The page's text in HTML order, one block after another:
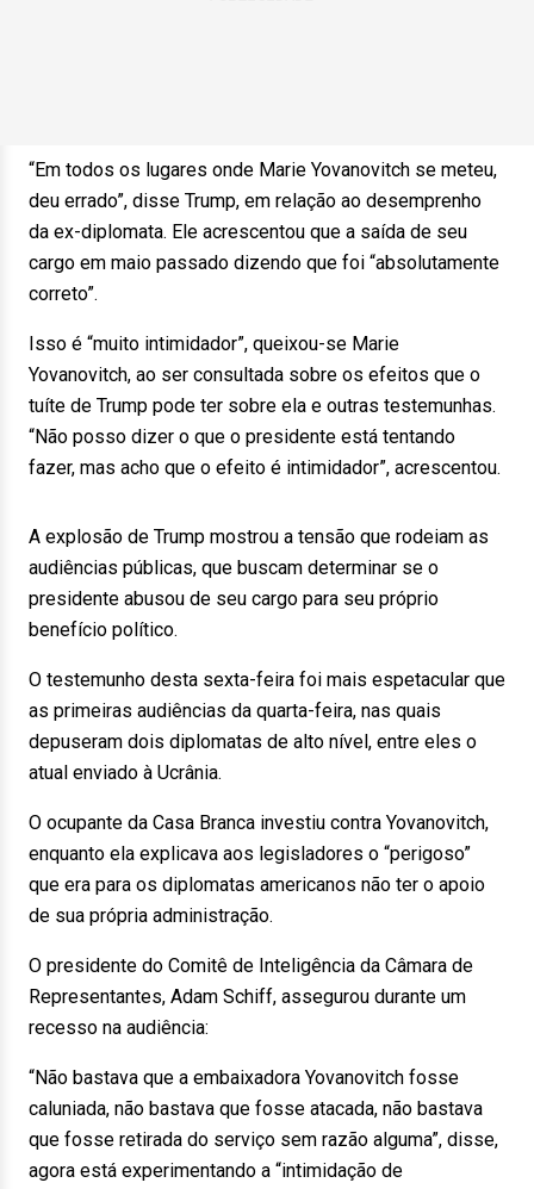
“Em todos os lugares onde Marie Yovanovitch se meteu,
deu errado”, disse Trump, em relação ao desemprenho
da ex-diplomata. Ele acrescentou que a saída de seu
cargo em maio passado dizendo que foi “absolutamente
correto”.
Isso é “muito intimidador”, queixou-se Marie
Yovanovitch, ao ser consultada sobre os efeitos que o
tuíte de Trump pode ter sobre ela e outras testemunhas.
“Não posso dizer o que o presidente está tentando
fazer, mas acho que o efeito é intimidador”, acrescentou.
A explosão de Trump mostrou a tensão que rodeiam as
audiências públicas, que buscam determinar se o
presidente abusou de seu cargo para seu próprio
benefício político.
O testemunho desta sexta-feira foi mais espetacular que
as primeiras audiências da quarta-feira, nas quais
depuseram dois diplomatas de alto nível, entre eles o
atual enviado à Ucrânia.
O ocupante da Casa Branca investiu contra Yovanovitch,
enquanto ela explicava aos legisladores o “perigoso”
que era para os diplomatas americanos não ter o apoio
de sua própria administração.
O presidente do Comitê de Inteligência da Câmara de
Representantes, Adam Schiff, assegurou durante um
recesso na audiência:
“Não bastava que a embaixadora Yovanovitch fosse
caluniada, não bastava que fosse atacada, não bastava
que fosse retirada do serviço sem razão alguma”, disse,
agora está experimentando a “intimidação de